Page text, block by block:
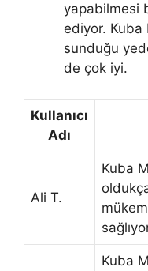
yapabilmesi
ediyor. Kuba
sunduğu
de çok iyi.
Kullanıcı
Adı
Ali T.
Kuba
Kuba